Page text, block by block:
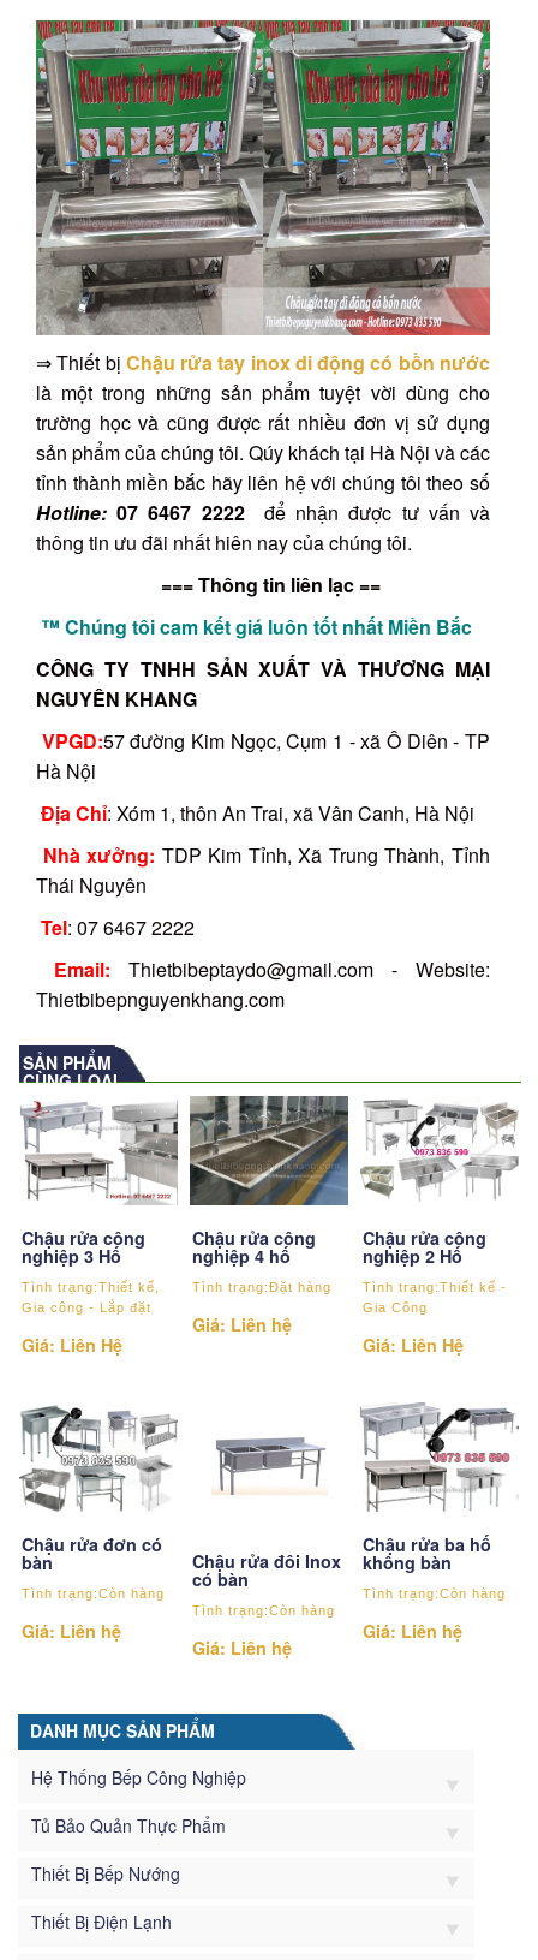
⇒ Thiết bị Chậu rửa tay inox di động có bồn nước
là một trong những sản phẩm tuyệt vời dùng cho
trường học và cũng được rất nhiều đơn vị sử dụng
sản phẩm của chúng tôi. Qúy khách tại Hà Nội và các
tỉnh thành miền bắc hãy liên hệ với chúng tôi theo số
Hotline:07 6467 2222
để nhận được tư vấn và
thông tin ưu đãi nhất hiên nay của chúng tôi.
=== Thông tin liên lạc ==
™ Chúng tôi cam kết giá luôn tốt nhất Miền Bắc
CÔNG TY TNHH SẢN XUẤT VÀ THƯƠNG MẠI
NGUYÊN KHANG
VPGD:57 đường Kim Ngọc, Cụm 1 - xã Ô Diên - TP
Hà Nội
Địa Chỉ: Xóm 1, thôn An Trai, xã Vân Canh, Hà Nội
Nhà xưởng: TDP Kim Tỉnh, Xã Trung Thành, Tỉnh
Thái Nguyên
Tel: 07 6467 2222
Email: Thietbibeptaydo@gmail.com - Website:
Thietbibepnguyenkhang.com
SẢN PHẨM
CÙNG LOẠI
Chậu rửa công
nghiệp 3 Hố
Tình trạng:Thiết kế,
Gia công - Lắp đặt
Giá: Liên Hệ
Chậu rửa công
nghiệp 4 hố
Tình trạng:Đặt hàng
Giá: Liên hệ
Chậu rửa công
nghiệp 2 Hố
Tình trạng:Thiết kế -
Gia Công
Giá: Liên Hệ
Chậu rửa đơn có
bàn
Tình trạng:Còn hàng
Giá: Liên hệ
Chậu rửa đôi Inox
có bàn
Tình trạng:Còn hàng
Giá: Liên hệ
Chậu rửa ba hố
không bàn
Tình trạng:Còn hàng
Giá: Liên hệ
DANH MỤC SẢN PHẨM
Hệ Thống Bếp Công Nghiệp
Tủ Bảo Quản Thực Phẩm
Thiết Bị Bếp Nướng
Thiết Bị Điện Lạnh